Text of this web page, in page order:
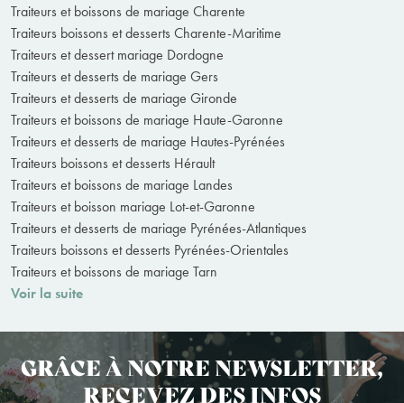
Traiteurs et boissons de mariage Charente
Traiteurs boissons et desserts Charente-Maritime
Traiteurs et dessert mariage Dordogne
Traiteurs et desserts de mariage Gers
Traiteurs et desserts de mariage Gironde
Traiteurs et boissons de mariage Haute-Garonne
Traiteurs et desserts de mariage Hautes-Pyrénées
Traiteurs boissons et desserts Hérault
Traiteurs et boissons de mariage Landes
Traiteurs et boisson mariage Lot-et-Garonne
Traiteurs et desserts de mariage Pyrénées-Atlantiques
Traiteurs boissons et desserts Pyrénées-Orientales
Traiteurs et boissons de mariage Tarn
Voir la suite
GRÂCE À NOTRE NEWSLETTER,
RECEVEZ DES INFOS